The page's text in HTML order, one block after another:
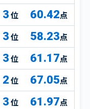
3 60.42点
3 58.23点
3 61.17点
2 67.05点
3 61.97点